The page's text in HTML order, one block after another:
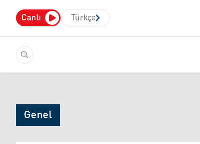
Canlı Türkçe
Genel